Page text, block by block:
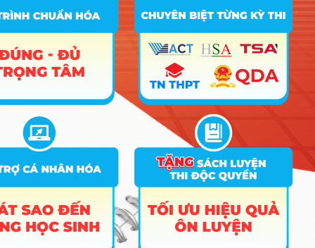
nhân lực
X02; X06; X26; X27; X56
Hệ thống
quản lý
X02; X06; X10; X26
25 Luật
A00; A01; C03; D01; D03; D05;
D06; X01
23.2 24.75 23.4
26 Luật kinh tế
A00; A01; C03; D01; D03; D05;
D06; X01
23.25 24.75 23.9
Luật kinh tế
– CT Tiên
tiến
Anh nhân hệ
A01; D01; D09; X25
28
liệu
A00; A01; C01; C02; D01; D07;
X02; X06; X10; X26
20.3 20 23.9
29
Khoa học
A00; A01; C01; C02; D01; D07;
X02; X06; X10; X26
19 20